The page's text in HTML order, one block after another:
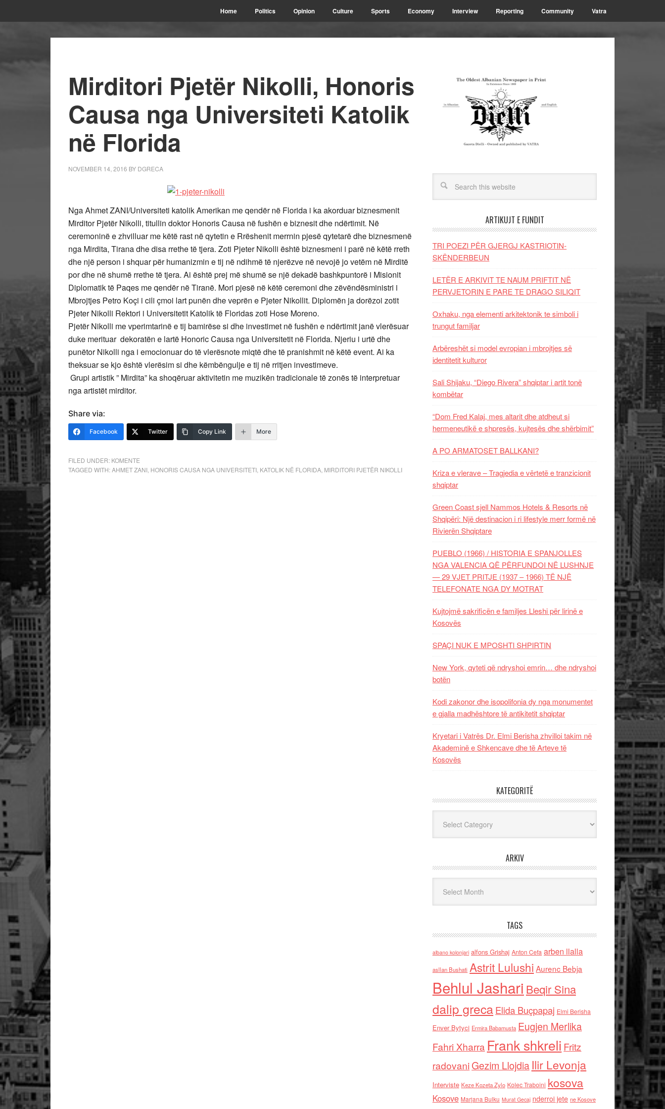
Home Politics Opinion Culture Sports Economy Interview Reporting Community Vatra
Mirditori Pjetër Nikolli, Honoris
Causa nga Universiteti Katolik
në Florida
NOVEMBER 14, 2016 BY DGRECA
Nga Ahmet ZANI/Universiteti katolik Amerikan me qendër në Florida i ka akorduar biznesmenit
Mirditor Pjetër Nikolli, titullin doktor Honoris Causa në fushën e biznesit dhe ndërtimit. Në
ceremoninë e zhvilluar me këtë rast në qytetin e Rrëshenit merrnin pjesë qytetarë dhe biznesmenë
nga Mirdita, Tirana dhe disa rrethe të tjera. Zoti Pjeter Nikolli është biznesmeni i parë në këtë rreth
dhe një person i shquar për humanizmin e tij në ndihmë të njerëzve në nevojë jo vetëm në Mirditë
por dhe në shumë rrethe të tjera. Ai është prej më shumë se një dekadë bashkpuntorë i Misionit
Diplomatik të Paqes me qendër në Tiranë. Mori pjesë në këtë ceremoni dhe zëvëndësministri i
Mbrojtjes Petro Koçi i cili çmoi lart punën dhe veprën e Pjeter Nikollit. Diplomën ja dorëzoi zotit
Pjeter Nikolli Rektori i Universitetit Katolik të Floridas zoti Hose Moreno.
Pjetër Nikolli me vperimtarinë e tij bamirëse si dhe investimet në fushën e ndërtimit janë vlerësuar
duke merituar dekoratën e lartë Honoric Causa nga Universitetit në Florida. Njeriu i urtë dhe
punëtor Nikolli nga i emocionuar do të vlerësnote miqtë dhe të pranishmit në këtë event. Ai ka
theksuar se kjo është vlerësim si dhe këmbëngulje e tij në rritjen investimeve.
Grupi artistik ” Mirdita” ka shoqëruar aktivitetin me muzikën tradicionale të zonës të interpretuar
nga artistët mirditor.
Share via:
Facebook Twitter Copy Link More
FILED UNDER: KOMENTE
TAGGED WITH:AHMET ZANI HONORIS CAUSA NGA UNIVERSITETI KATOLIK NË FLORIDA MIRDITORI PJETËR NIKOLLI
ARTIKUJT E FUNDIT
TRI POEZI PËR GJERGJ KASTRIOTIN-
SKËNDERBEUN
LETËR E ARKIVIT TE NAUM PRIFTIT NË
PERVJETORIN E PARE TE DRAGO SILIQIT
Oxhaku, nga elementi arkitektonik te simboli i
trungut familjar
Arbëreshët si model evropian i mbrojtjes së
identitetit kulturor
Sali Shijaku, “Diego Rivera” shqiptar i artit tonë
kombëtar
“Dom Fred Kalaj, mes altarit dhe atdheut si
hermeneutikë e shpresës, kujtesës dhe shërbimit”
A PO ARMATOSET BALLKANI?
Kriza e vlerave – Tragjedia e vërtetë e tranzicionit
shqiptar
Green Coast sjell Nammos Hotels & Resorts në
Shqipëri: Një destinacion i ri lifestyle merr formë në
Rivierën Shqiptare
PUEBLO (1966) / HISTORIA E SPANJOLLES
NGA VALENCIA QË PËRFUNDOI NË LUSHNJE
— 29 VJET PRITJE (1937 – 1966) TË NJË
TELEFONATE NGA DY MOTRAT
Kujtojmë sakrificën e familjes Lleshi për lirinë e
Kosovës
SPAÇI NUK E MPOSHTI SHPIRTIN
New York, qyteti që ndryshoi emrin… dhe ndryshoi
botën
Kodi zakonor dhe isopolifonia dy nga monumentet
e gjalla madhështore të antikitetit shqiptar
Kryetari i Vatrës Dr. Elmi Berisha zhvilloi takim në
Akademinë e Shkencave dhe të Arteve të
Kosovës
KATEGORITË
ARKIV
TAGS
albano kolonjari alfons Grishaj Anton Cefa arben llalla
asllan Bushati Astrit Lulushi Aurenc Bebja
Behlul Jashari Beqir Sina
dalip grecaElida Buçpapaj Elmi Berisha
Enver Bytyci Ermira Babamusta Eugjen Merlika
Fahri Xharra Frank shkreli Fritz
radovaniGezim Llojdia Ilir Levonja
Interviste Keze Kozeta Zylo Kolec Traboini kosova
Kosove Marjana Bulku Murat Gecaj nderroi jete ne Kosove